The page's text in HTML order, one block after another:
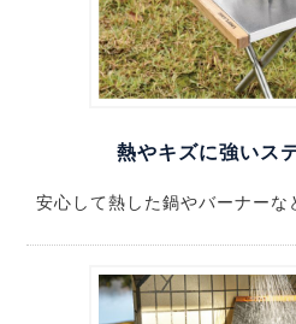
熱やキズに強いス
安心して熱した鍋やバーナーな